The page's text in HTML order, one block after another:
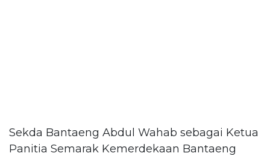
Sekda Bantaeng Abdul Wahab sebagai Ketua
Panitia Semarak Kemerdekaan Bantaeng